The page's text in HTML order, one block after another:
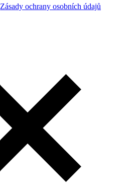
Zásady ochrany osobních údajů